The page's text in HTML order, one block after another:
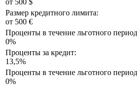
от 500 $
Размер кредитного лимита:
от 500 €
Проценты в течение льготного
0%
Проценты за кредит:
13,5%
Проценты в течение льготного
0%